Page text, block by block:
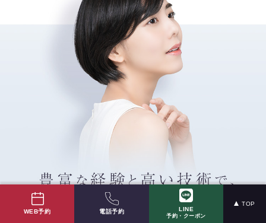
WEB予約 電話予約 LINE
予約・クーポン
TOP